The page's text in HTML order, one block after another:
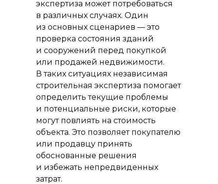
экспертиза может потребоваться
в различных случаях. Один
из основных сценариев — это
проверка состояния зданий
и сооружений перед покупкой
или продажей недвижимости.
В таких ситуациях независимая
строительная экспертиза помогает
определить текущие проблемы
и потенциальные риски, которые
могут повлиять на стоимость
объекта. Это позволяет покупателю
или продавцу принять
обоснованные решения
и избежать непредвиденных
затрат.